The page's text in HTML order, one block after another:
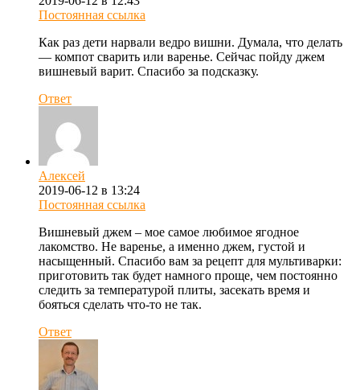
Постоянная ссылка
Как раз дети нарвали ведро вишни. Думала, что делать
— компот сварить или варенье. Сейчас пойду джем
вишневый варит. Спасибо за подсказку.
Ответ
Алексей
2019-06-12 в 13:24
Постоянная ссылка
Вишневый джем – мое самое любимое ягодное
лакомство. Не варенье, а именно джем, густой и
насыщенный. Спасибо вам за рецепт для мультиварки:
приготовить так будет намного проще, чем постоянно
следить за температурой плиты, засекать время и
бояться сделать что-то не так.
Ответ